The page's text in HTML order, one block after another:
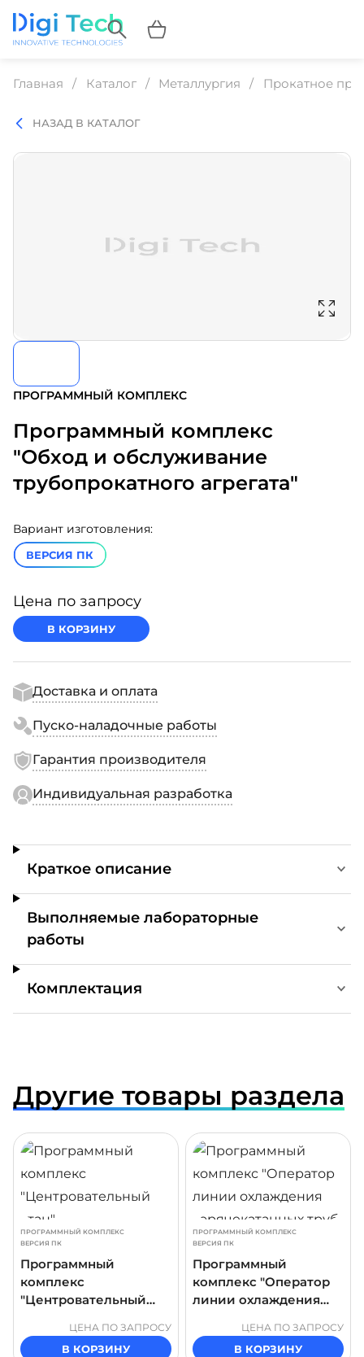
Главная Каталог Металлургия Прокатное
НАЗАД В КАТАЛОГ
ПРОГРАММНЫЙ КОМПЛЕКС
Программный комплекс
"Обход и обслуживание
трубопрокатного агрегата"
Вариант изготовления:
ВЕРСИЯ ПК
Цена по запросу
В КОРЗИНУ
Доставка и оплата
Пуско-наладочные работы
Гарантия производителя
Индивидуальная разработка
Краткое описание
Выполняемые лабораторные
работы
Комплектация
Другие товары раздела
ПРОГРАММНЫЙ КОМПЛЕКС
ВЕРСИЯ ПК
Программный
комплекс
"Центровательный
ЦЕНА ПО ЗАПРОСУ
В КОРЗИНУ
ПРОГРАММНЫЙ КОМПЛЕКС
ВЕРСИЯ ПК
Программный
комплекс "Оператор
линии охлаждения
ЦЕНА ПО ЗАПРОСУ
В КОРЗИНУ
ПОДРОБНЕЕ